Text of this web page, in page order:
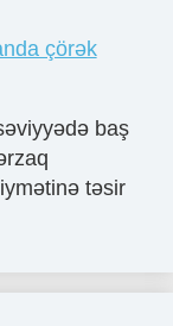
çörək
baş
təsir